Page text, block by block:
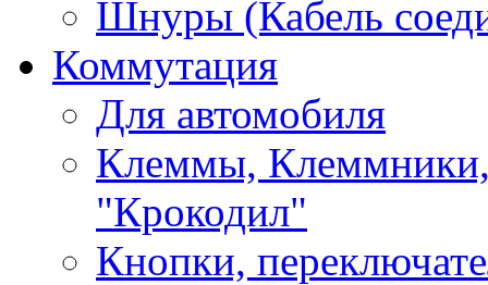
Шнуры (Кабель
Коммутация
Для автомобиля
Клеммы,
"Крокодил"
Кнопки,